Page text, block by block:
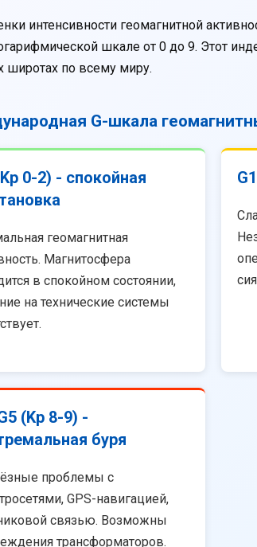
интенсивности геомагнитной
шкале от 0 до 9. Этот
широтах по всему миру.
G-шкала
0-2) - спокойная
геомагнитная
Магнитосфера
в спокойном состоянии,
на технические системы
(Kp 8-9) -
буря
проблемы с
GPS-навигацией,
связью. Возможны
трансформаторов.